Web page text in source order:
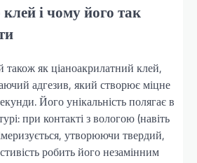
і чому його так
як ціаноакрилатний клей,
адгезив, який створює міцне
Його унікальність полягає в
при контакті з вологою (навіть
утворюючи твердий,
робить його незамінним